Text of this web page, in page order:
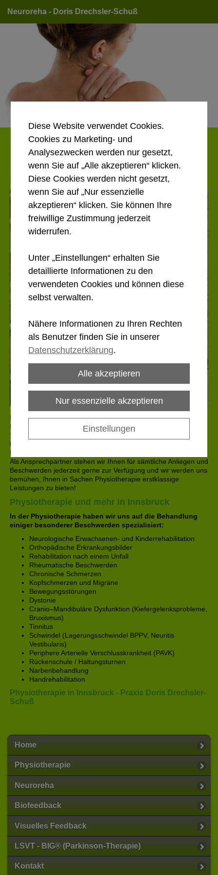
Neuroreha - Doris Drechsler-Schuß
Anrufen E-Mail
Physiotherapie und Neuroreha Innsbruck
Herzlich willkommen in der Praxis Doris Drechsler-Schuß für
Physiotherapie und Neuroreha in Innsbruck. Bei uns erwarten
Sie fachliche Kompetenz sowie jahrelange Erfahrung in allen
klassischen Bereichen der Physiotherapie und
Neurorehabilitation sowie dem Bereich des Biofeedbacks.
Als Ansprechpartner stehen wir Ihnen für sämtliche Anliegen und
Beschwerden jederzeit gerne zur Verfügung und wir werden uns
bemühen, Ihnen in Sachen Physiotherapie erstklassige
Leistungen zu bieten!
Physiotherapie und mehr in Innsbruck
In der Physiotherapie haben wir uns auf die Behandlung
einiger besonderer Beschwerden spezialisiert:
Neurologische Erwachsenen- und Kinderrehabilitation
Orthopädische Erkrankungsbilder
Rehabilitation nach einem Unfall
Rheumatische Beschwerden
Chronische Schmerzen
Kopfschmerzen und Migräne
Bewegungsstörungen
Dystonie
Cranio–Mandibuläre Dysfunktion (Kiefergelenksprobleme,
Bruxismus)
Tinnitus
Schwindel (Lagerungsschwindel BPPV, Neuritis
Vestibularis)
Periphere Arterielle Verschlusskrankheit (PAVK)
Rückenschule / Haltungsturnen
Narbenbehandlung
Handrehabilitation
Physiotherapie in Innsbruck - Praxis Doris Drechsler-
Schuß
Home
Physiotherapie
Neuroreha
Biofeedback
Visuelles Feedback
LSVT - BIG® (Parkinson-Therapie)
Kontakt
Diese Website verwendet Cookies.
Cookies zu Marketing- und
Analysezwecken werden nur gesetzt,
wenn Sie auf „Alle akzeptieren“ klicken.
Diese Cookies werden nicht gesetzt,
wenn Sie auf „Nur essenzielle
akzeptieren“ klicken. Sie können Ihre
freiwillige Zustimmung jederzeit
widerrufen.
Unter „Einstellungen“ erhalten Sie
detaillierte Informationen zu den
verwendeten Cookies und können diese
selbst verwalten.
Nähere Informationen zu Ihren Rechten
als Benutzer finden Sie in unserer
Datenschutzerklärung.
Alle akzeptieren
Nur essenzielle akzeptieren
Einstellungen